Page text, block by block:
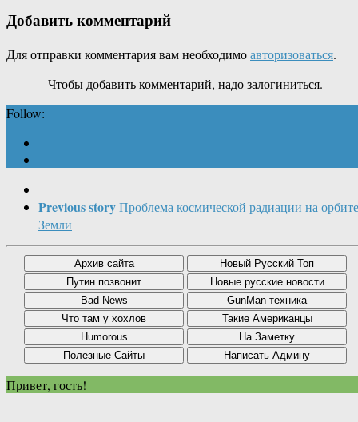
Добавить комментарий
Для отправки комментария вам необходимоавторизоваться.
Чтобы добавить комментарий, надо залогиниться.
Follow:
Previous storyПроблема космической радиации на орбите
Земли
Привет, гость!